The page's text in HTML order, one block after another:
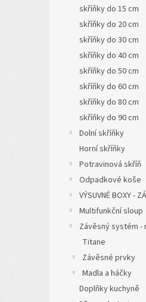
skříňky do 15 cm
skříňky do 20 cm
skříňky do 30 cm
skříňky do 40 cm
skříňky do 50 cm
skříňky do 60 cm
skříňky do 80 cm
skříňky do 90 cm
Dolní skříňky
Horní skříňky
Potravinová skříň
Odpadkové koše
VÝSUVNÉ BOXY -
Multifunkční sloup
Závěsný systém -
Titane
Závěsné prvky
Madla a háčky
Doplňky kuchyně